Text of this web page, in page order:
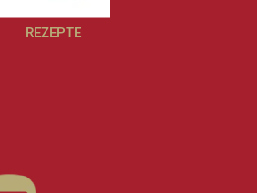
REZEPTE